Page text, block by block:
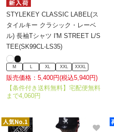
STYLEKEY CLASSIC LABEL(ス
タイルキー クラシック・レーベ
ル) 長袖Tシャツ I'M STREET L/S
TEE(SK99CL-LS35)
M XL XXL XXXL
販売価格：5,400円(税込5,940円)
【条件付き送料無料】宅配便無料
まで4,060円